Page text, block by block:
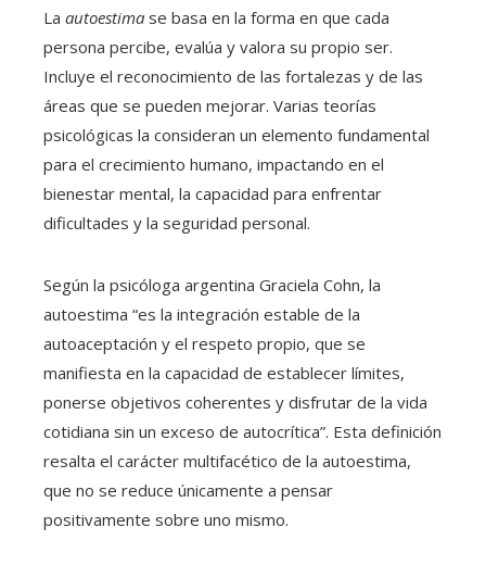
La autoestima se basa en la forma en que cada
persona percibe, evalúa y valora su propio ser.
Incluye el reconocimiento de las fortalezas y de las
áreas que se pueden mejorar. Varias teorías
psicológicas la consideran un elemento fundamental
para el crecimiento humano, impactando en el
bienestar mental, la capacidad para enfrentar
dificultades y la seguridad personal.
Según la psicóloga argentina Graciela Cohn, la
autoestima “es la integración estable de la
autoaceptación y el respeto propio, que se
manifiesta en la capacidad de establecer límites,
ponerse objetivos coherentes y disfrutar de la vida
cotidiana sin un exceso de autocrítica”. Esta definición
resalta el carácter multifacético de la autoestima,
que no se reduce únicamente a pensar
positivamente sobre uno mismo.